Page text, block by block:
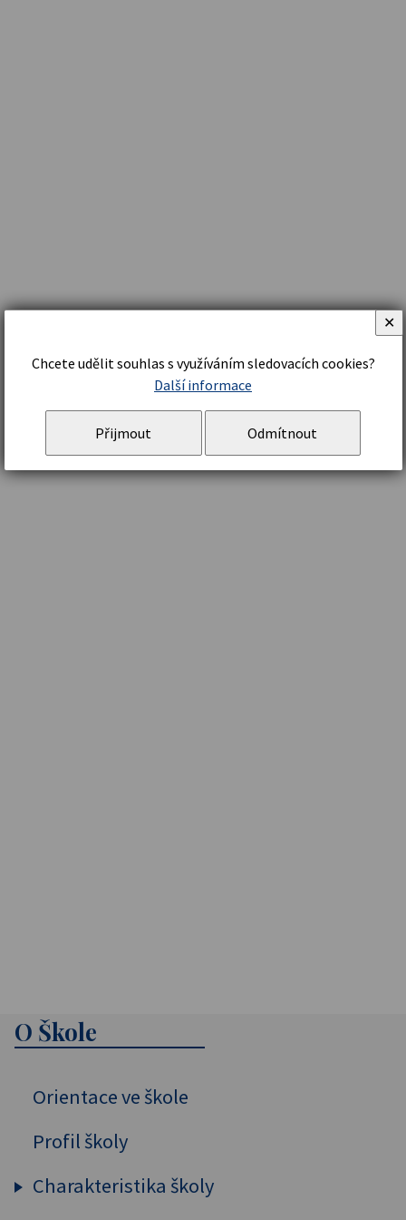
O Škole
Orientace ve škole
Profil školy
Charakteristika školy
Chcete udělit souhlas s využíváním sledovacích cookies?
Další informace
Přijmout Odmítnout
✕